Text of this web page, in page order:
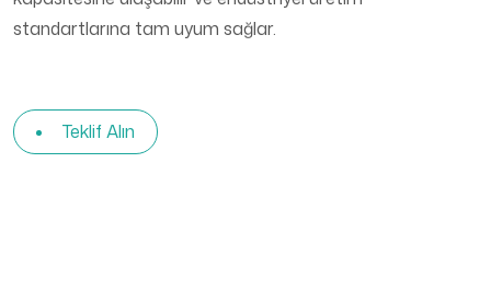
standartlarına tam uyum sağlar.
Teklif Alın